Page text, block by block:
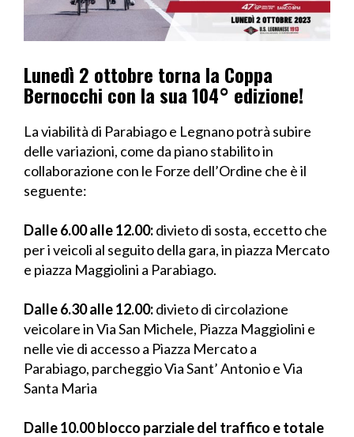
Lunedì 2 ottobre torna la Coppa
Bernocchi con la sua 104° edizione!
La viabilità di Parabiago e Legnano potrà subire
delle variazioni, come da piano stabilito in
collaborazione con le Forze dell’Ordine che è il
seguente:
Dalle 6.00 alle 12.00:divieto di sosta, eccetto che
per i veicoli al seguito della gara, in piazza Mercato
e piazza Maggiolini a Parabiago.
Dalle 6.30 alle 12.00:divieto di circolazione
veicolare in Via San Michele, Piazza Maggiolini e
nelle vie di accesso a Piazza Mercato a
Parabiago, parcheggio Via Sant’ Antonio e Via
Santa Maria
Dalle 10.00 blocco parziale del traffico e totale